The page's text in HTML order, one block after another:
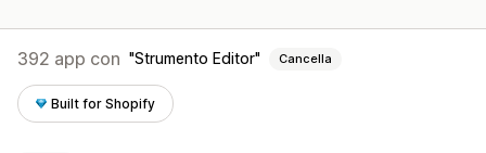
392 app con Strumento Editor Cancella
Built for Shopify